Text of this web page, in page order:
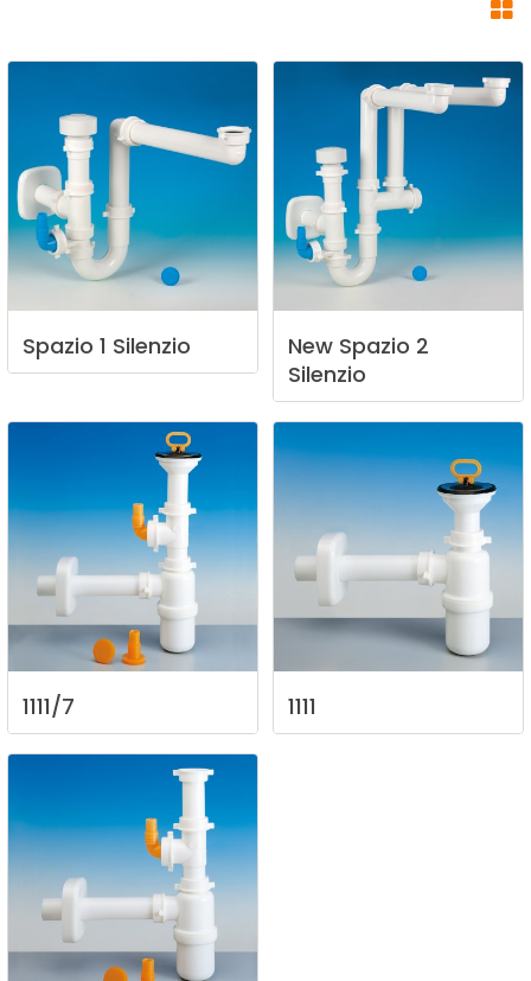
Spazio 1 Silenzio New Spazio 2
Silenzio
1111/7 1111